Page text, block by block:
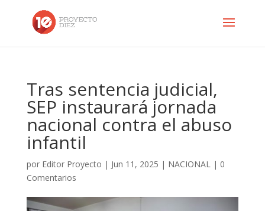
Tras sentencia judicial,
SEP instaurará jornada
nacional contra el abuso
infantil
por Editor Proyecto | Jun 11, 2025 | NACIONAL| 0
Comentarios